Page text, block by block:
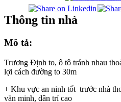
Thông tin nhà
Mô tả:
Trương Định to, ô tô tránh nhau
lợi cách đường to 30m
+ Khu vực an ninh tốt trước nhà
văn minh, dân trí cao